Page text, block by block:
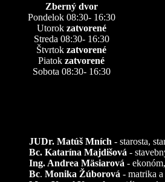
Zberný dvor
Pondelok 08:30- 16:30
Utorok zatvorené
Streda 08:30- 16:30
Štvrtok zatvorené
Piatok zatvorené
Sobota 08:30- 16:30
JUDr. Matúš Mních - starosta,
Bc. Katarína Majdišová -
Ing. Andrea Mäsiarová - ekonóm,
Bc. Monika Žúborová - matrika